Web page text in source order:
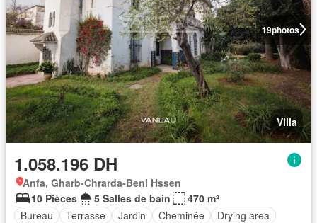
19photos
Villa
1.058.196 DH
Anfa, Gharb-Chrarda-Beni Hssen
10 Pièces
5 Salles de bain
470 m²
Bureau
Terrasse Jardin Cheminée Drying area